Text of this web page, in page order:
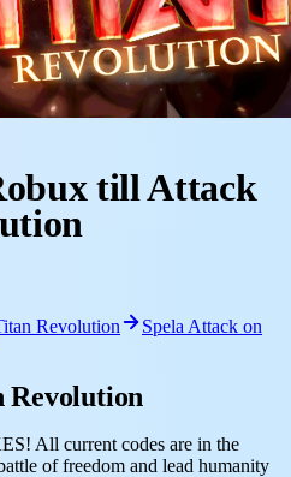
till Attack
Revolution
Spela Attack on
Revolution
All current codes are in the
of freedom and lead humanity